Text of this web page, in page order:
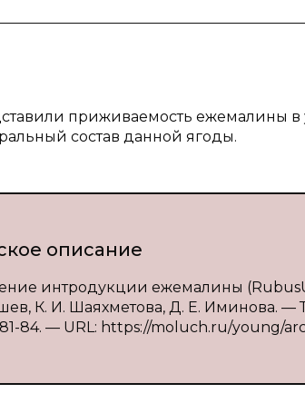
приживаемость ежемалины в
состав данной ягоды.
описание
интродукции ежемалины
К. И. Шаяхметова, Д. Е. Иминова.
84. — URL: https://moluch.ru/young/